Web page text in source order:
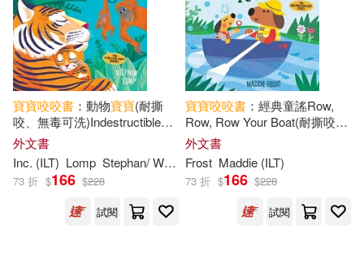
寶寶咬咬書 ：動物寶寶(耐撕
咬、無毒可洗)Indestructibles:
Baby Animals: Chew Proof ·
Rip Proof · Nontoxic · 100%
Washable (Book for Babies
外文書
Inc. (ILT) Lomp Stephan/ Workman Publishing Co.
73 折 $166 $228
試閱
寶寶咬咬書 ：經典童謠Row,
Row, Row Your Boat(耐撕咬、
無毒可洗)Indestructibles
外文書
Frost Maddie (ILT)
73 折 $166 $228
試閱